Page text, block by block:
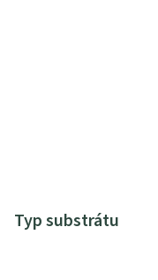
Typ substrátu